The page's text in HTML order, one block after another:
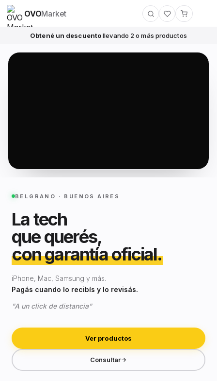
OVOMarket
Obtené un descuentollevando 2 o más productos
BELGRANO · BUENOS AIRES
La tech
que querés,
con garantía oficial.
iPhone, Mac, Samsung y más.
Pagás cuando lo recibís y lo revisás.
"A un click de distancia"
Ver productos
Consultar